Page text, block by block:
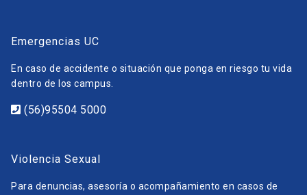
Emergencias UC
En caso de accidente o situación que ponga en riesgo tu vida
dentro de los campus.
(56)95504 5000
Violencia Sexual
Para denuncias, asesoría o acompañamiento en casos de